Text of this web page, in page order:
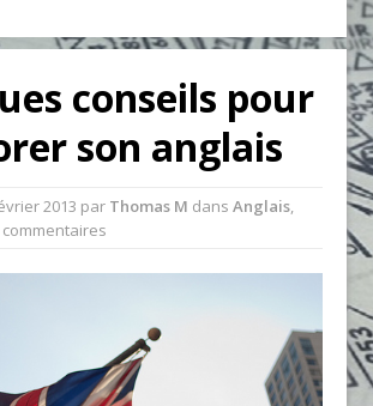
conseils pour
son anglais
2013 par Thomas M dansAnglais,